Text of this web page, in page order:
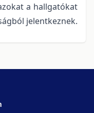
a hallgatókat
jelentkeznek.